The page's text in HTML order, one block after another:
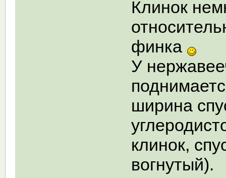
Клинок
финка
У
ширина
клинок,
вогнутый).